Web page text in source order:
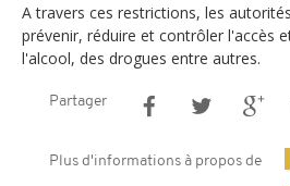
A travers ces restrictions, les
prévenir, réduire et contrôler l'accès
l'alcool, des drogues entre autres.
Partager
Plus d'informations à propos de